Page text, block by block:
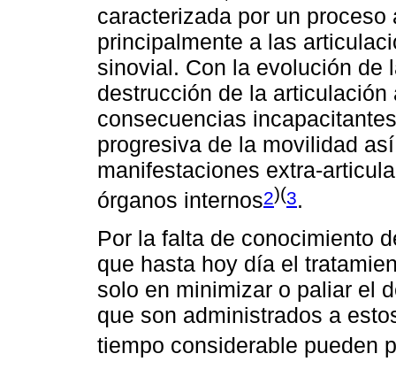
caracterizada por un
principalmente a las
sinovial. Con la evolución de
destrucción de la
consecuencias
progresiva de la movilidad
manifestaciones extra-
órganos internos2)(3.
Por la falta de conocimiento
que hasta hoy día el
solo en minimizar o paliar el
que son administrados a
tiempo considerable pueden